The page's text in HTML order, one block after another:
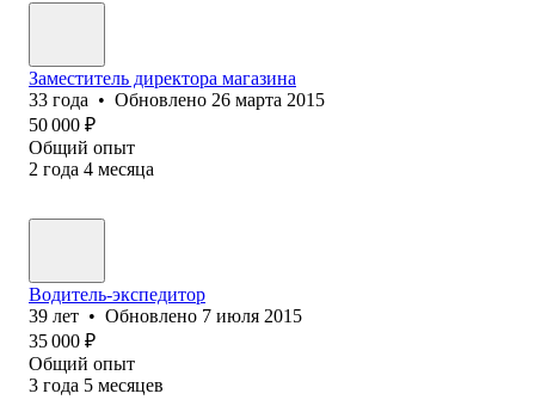
Заместитель директора магазина
33 года • Обновлено 26 марта 2015
50 000 ₽
Общий опыт
2 года 4 месяца
Водитель-экспедитор
39 лет • Обновлено 7 июля 2015
35 000 ₽
Общий опыт
3 года 5 месяцев